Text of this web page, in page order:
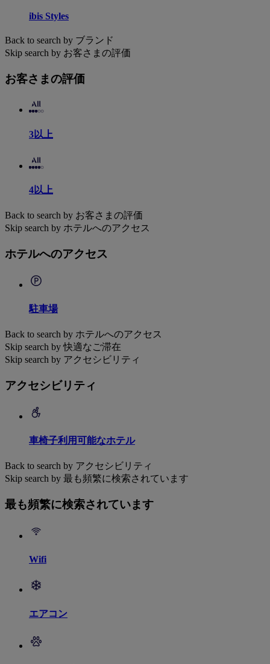
ibis Styles
Back to search by ブランド
Skip search by お客さまの評価
お客さまの評価
3以上
4以上
Back to search by お客さまの評価
Skip search by ホテルへのアクセス
ホテルへのアクセス
駐車場
Back to search by ホテルへのアクセス
Skip search by 快適なご滞在
Skip search by アクセシビリティ
アクセシビリティ
車椅子利用可能なホテル
Back to search by アクセシビリティ
Skip search by 最も頻繁に検索されています
最も頻繁に検索されています
Wifi
エアコン